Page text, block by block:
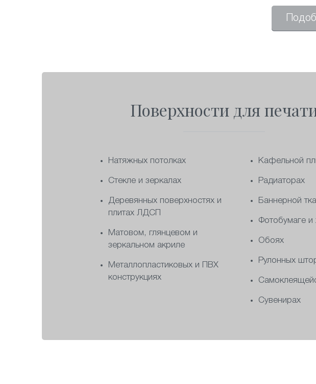
Поверхности для
Натяжных потолках
Стекле и зеркалах
Деревянных поверхностях и
плитах ЛДСП
Матовом, глянцевом и
зеркальном акриле
Металлопластиковых и ПВХ
конструкциях
Кафельной
Радиаторах
Баннерной
Фотобумаге и
Обоях
Рулонных
Сувенирах